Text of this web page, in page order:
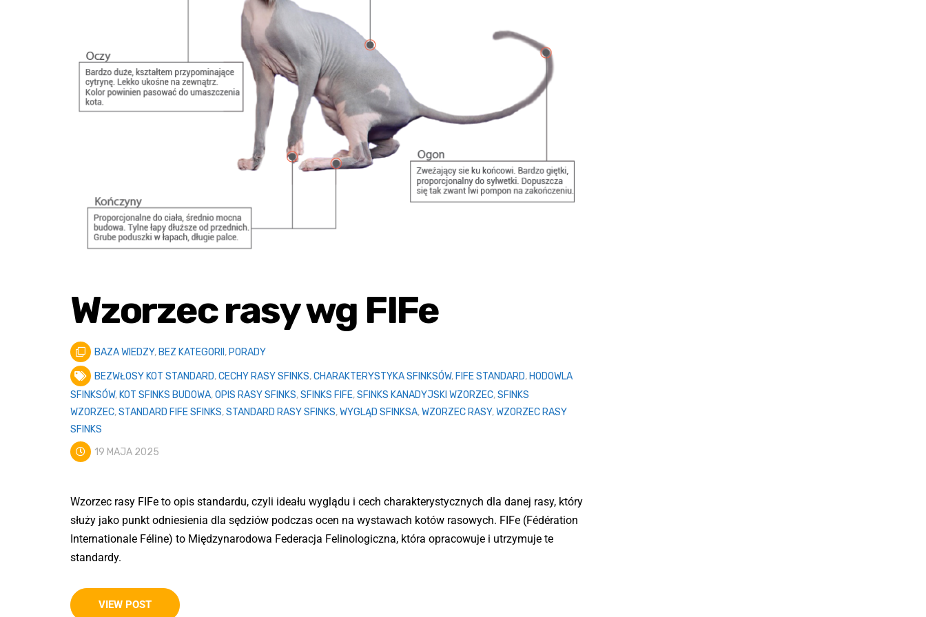
Wzorzec rasy wg FIFe
BAZA WIEDZY, BEZ KATEGORII , PORADY
BEZWŁOSY KOT STANDARD,CECHY RASY SFINKS,CHARAKTERYSTYKA SFINKSÓW, FIFE STANDARD, HODOWLA
SFINKSÓW, KOT SFINKS BUDOWA,OPIS RASY SFINKS,SFINKS FIFE,SFINKS KANADYJSKI WZORZEC,SFINKS
WZORZEC,STANDARD FIFE SFINKS,STANDARD RASY SFINKS,WYGLĄD SFINKSA,WZORZEC RASY,WZORZEC RASY
SFINKS
19 MAJA 2025
Wzorzec rasy FIFe to opis standardu, czyli ideału wyglądu i cech charakterystycznych dla danej rasy, który
służy jako punkt odniesienia dla sędziów podczas ocen na wystawach kotów rasowych. FIFe (Fédération
Internationale Féline) to Międzynarodowa Federacja Felinologiczna, która opracowuje i utrzymuje te
standardy.
VIEW POST